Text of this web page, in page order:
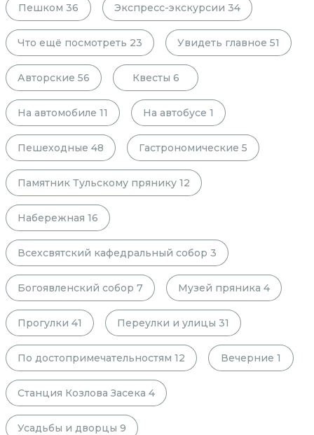
Пешком 36 Экспресс-экскурсии 34
Что ещё посмотреть 23 Увидеть главное 51
Авторские 56 Квесты 6
На автомобиле 11 На автобусе 1
Пешеходные 48 Гастрономические 5
Памятник Тульскому прянику 12
Набережная 16
Всехсвятский кафедральный собор 3
Богоявленский собор 7 Музей пряника 4
Прогулки 41 Переулки и улицы 31
По достопримечательностям 12 Вечерние 1
Станция Козлова Засека 4
Усадьбы и дворцы 9